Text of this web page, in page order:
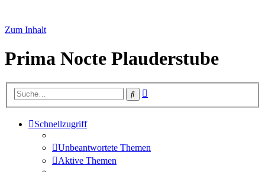
Zum Inhalt
Prima Nocte Plauderstube
Suche
Schnellzugriff
Unbeantwortete Themen
Aktive Themen